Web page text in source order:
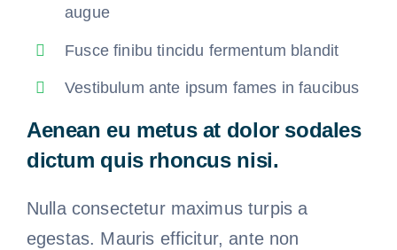
augue
Fusce finibu tincidu fermentum blandit
Vestibulum ante ipsum fames in faucibus
Aenean eu metus at dolor sodales
dictum quis rhoncus nisi.
Nulla consectetur maximus turpis a
egestas. Mauris efficitur, ante non